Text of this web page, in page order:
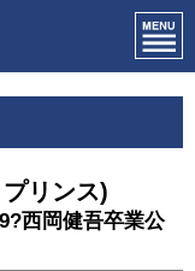
リンス)
西岡健吾卒業公